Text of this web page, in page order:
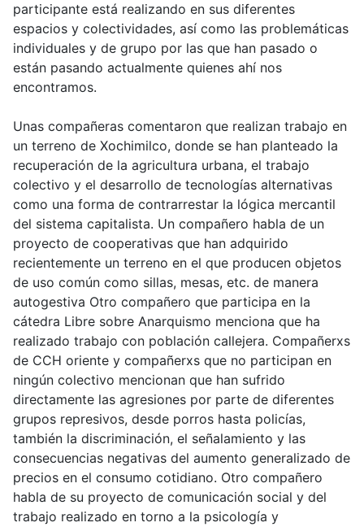
participante está realizando en sus diferentes
espacios y colectividades, así como las problemáticas
individuales y de grupo por las que han pasado o
están pasando actualmente quienes ahí nos
encontramos.
Unas compañeras comentaron que realizan trabajo en
un terreno de Xochimilco, donde se han planteado la
recuperación de la agricultura urbana, el trabajo
colectivo y el desarrollo de tecnologías alternativas
como una forma de contrarrestar la lógica mercantil
del sistema capitalista. Un compañero habla de un
proyecto de cooperativas que han adquirido
recientemente un terreno en el que producen objetos
de uso común como sillas, mesas, etc. de manera
autogestiva Otro compañero que participa en la
cátedra Libre sobre Anarquismo menciona que ha
realizado trabajo con población callejera. Compañerxs
de CCH oriente y compañerxs que no participan en
ningún colectivo mencionan que han sufrido
directamente las agresiones por parte de diferentes
grupos represivos, desde porros hasta policías,
también la discriminación, el señalamiento y las
consecuencias negativas del aumento generalizado de
precios en el consumo cotidiano. Otro compañero
habla de su proyecto de comunicación social y del
trabajo realizado en torno a la psicología y